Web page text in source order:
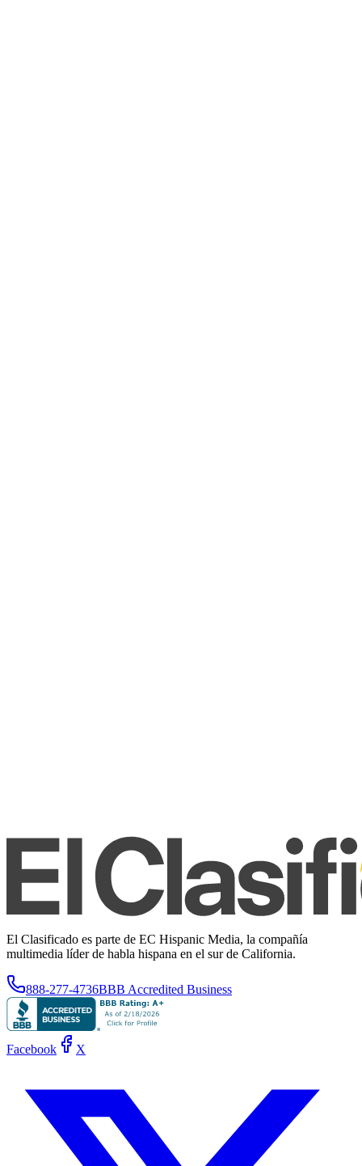
El Clasificado es parte de EC Hispanic Media, la compañía
multimedia líder de habla hispana en el sur de California.
888-277-4736BBB Accredited Business
Facebook X